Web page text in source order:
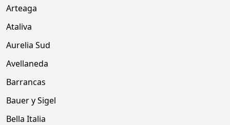
Arteaga
Ataliva
Aurelia Sud
Avellaneda
Barrancas
Bauer y Sigel
Bella Italia